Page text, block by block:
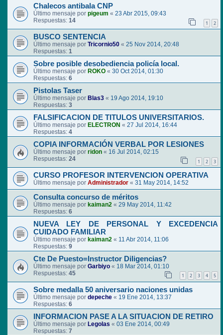
Chalecos antibala CNP
Último mensaje por pigeum « 23 Abr 2015, 09:43
Respuestas: 14 1 2
BUSCO SENTENCIA
Último mensaje por Tricornio50 « 25 Nov 2014, 20:48
Respuestas: 1
Sobre posible desobediencia policía local.
Último mensaje por ROKO « 30 Oct 2014, 01:30
Respuestas: 6
Pistolas Taser
Último mensaje por Blas3 « 19 Ago 2014, 19:10
Respuestas: 3
FALSIFICACION DE TITULOS UNIVERSITARIOS.
Último mensaje por ELECTRON « 27 Jul 2014, 16:44
Respuestas: 4
COPIA INFORMACIÓN VERBAL POR LESIONES
Último mensaje por ridon « 16 Jul 2014, 02:15
Respuestas: 24 1 2 3
CURSO PROFESOR INTERVENCION OPERATIVA
Último mensaje por Administrador « 31 May 2014, 14:52
Consulta concurso de méritos
Último mensaje por kaiman2 « 29 May 2014, 11:42
Respuestas: 6
NUEVA LEY DE PERSONAL Y EXCEDENCIA
CUIDADO FAMILIAR
Último mensaje por kaiman2 « 11 Abr 2014, 11:06
Respuestas: 9
Cte De Puesto=Instructor Diligencias?
Último mensaje por Garbiyo « 18 Mar 2014, 01:10
Respuestas: 45 1 2 3 4 5
Sobre medalla 50 aniversario naciones unidas
Último mensaje por depeche « 19 Ene 2014, 13:37
Respuestas: 6
INFORMACION PASE A LA SITUACION DE RETIRO
Último mensaje por Legolas « 03 Ene 2014, 00:49
Respuestas: 7